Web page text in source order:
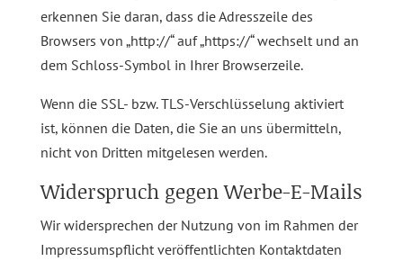
erkennen Sie daran, dass die Adresszeile des
Browsers von „http://“ auf „https://“ wechselt und an
dem Schloss-Symbol in Ihrer Browserzeile.
Wenn die SSL- bzw. TLS-Verschlüsselung aktiviert
ist, können die Daten, die Sie an uns übermitteln,
nicht von Dritten mitgelesen werden.
Widerspruch gegen Werbe-E-Mails
Wir widersprechen der Nutzung von im Rahmen der
Impressumspflicht veröffentlichten Kontaktdaten